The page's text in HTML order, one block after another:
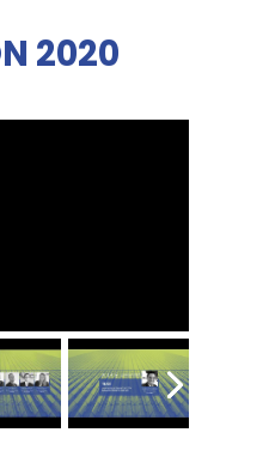
2020